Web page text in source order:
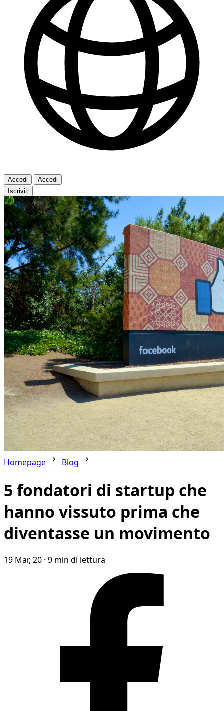
Accedi
Accedi
Iscriviti
Homepage Blog
5 fondatori di startup che
hanno vissuto prima che
diventasse un movimento
19 Mar, 20 · 9 min di lettura